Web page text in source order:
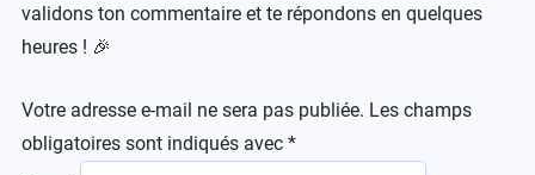
validons ton commentaire et te répondons en quelques
heures ! 🎉
Votre adresse e-mail ne sera pas publiée. Les champs
obligatoires sont indiqués avec *